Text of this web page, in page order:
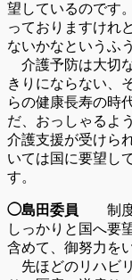
望しているのです
っておりますけれ
ないかなというふ
介護予防は大切
きりにならない、
らの健康長寿の時
だ、おっしゃるよ
介護支援が受けら
いては国に要望し
す。
◯島田委員 制度
しっかりと国へ要
含めて、御努力を
先ほどのリハビ